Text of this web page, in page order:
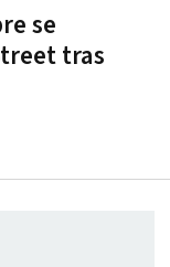
se
tras